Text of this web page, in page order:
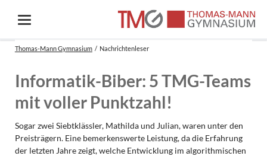
Thomas-Mann Gymnasium Nachrichtenleser
Informatik-Biber: 5 TMG-Teams
mit voller Punktzahl!
Sogar zwei Siebtklässler, Mathilda und Julian, waren unter den
Preisträgern. Eine bemerkenswerte Leistung, da die Erfahrung
der letzten Jahre zeigt, welche Entwicklung im algorithmischen